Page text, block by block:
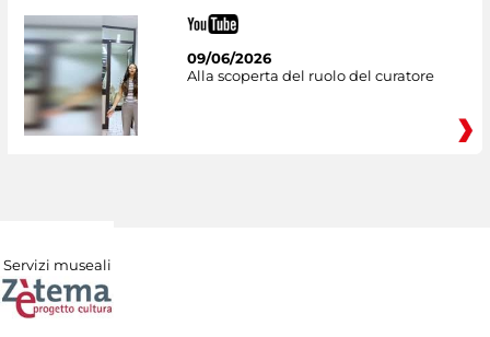
09/06/2026
Alla scoperta del ruolo del curatore
Servizi museali